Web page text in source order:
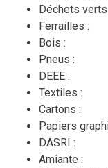
Déchets verts
Ferrailles :
Bois :
Pneus :
DEEE :
Textiles :
Cartons :
Papiers
DASRI :
Amiante :